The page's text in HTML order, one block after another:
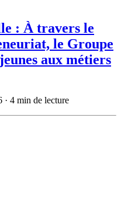
: À travers le
le Groupe
aux métiers
· 4 min de lecture